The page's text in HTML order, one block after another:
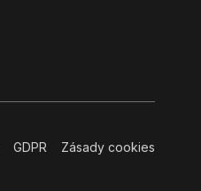
GDPR Zásady cookies